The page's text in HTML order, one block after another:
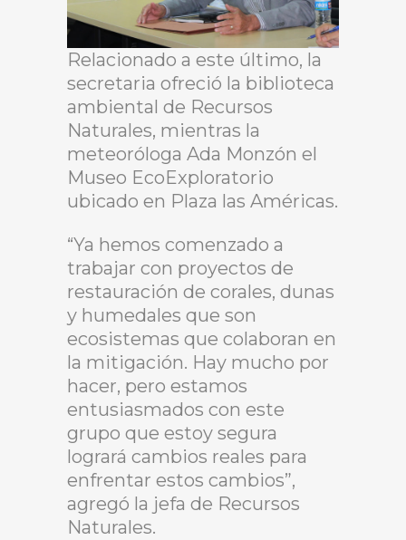
Relacionado a este último, la
secretaria ofreció la biblioteca
ambiental de Recursos
Naturales, mientras la
meteoróloga Ada Monzón el
Museo EcoExploratorio
ubicado en Plaza las Américas.
“Ya hemos comenzado a
trabajar con proyectos de
restauración de corales, dunas
y humedales que son
ecosistemas que colaboran en
la mitigación. Hay mucho por
hacer, pero estamos
entusiasmados con este
grupo que estoy segura
logrará cambios reales para
enfrentar estos cambios”,
agregó la jefa de Recursos
Naturales.